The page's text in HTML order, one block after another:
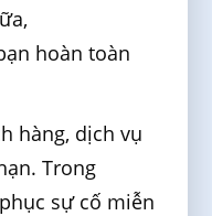
hoàn toàn
hàng, dịch vụ
Trong
sự cố miễn